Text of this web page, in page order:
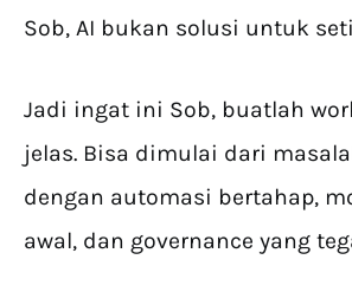
Sob, AI bukan solusi untuk
Jadi ingat ini Sob, buatlah
jelas. Bisa dimulai dari
dengan automasi bertahap,
awal, dan governance yang